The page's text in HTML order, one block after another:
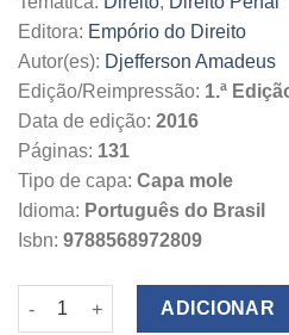
12.90€.11.61€.
Editora: Empório do Direito
Autor(es): Djefferson Amadeus
Edição/Reimpressão: 1.ª
Data de edição: 2016
Páginas: 131
Tipo de capa: Capa mole
Idioma: Português do Brasil
Isbn: 9788568972809
Quantidade de Ensaios sobre
ADICIONAR